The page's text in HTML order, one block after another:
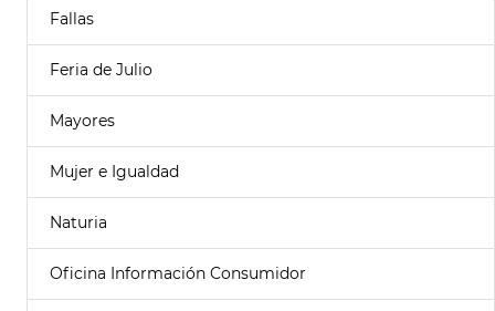
Fallas
Feria de Julio
Mayores
Mujer e Igualdad
Naturia
Oficina Información Consumidor